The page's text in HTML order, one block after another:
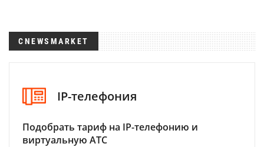
CNEWSMARKET
IP-телефония
Подобрать тариф на IP-телефонию и
виртуальную АТС